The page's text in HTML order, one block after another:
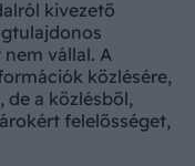
kivezető
vállal. A
közlésére,
de a közlésből,
felelősséget,